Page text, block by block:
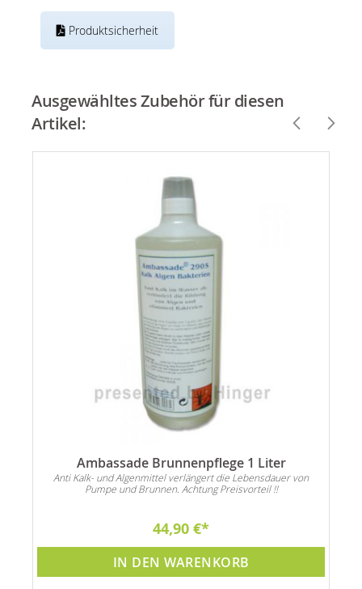
Produktsicherheit
Ausgewähltes Zubehör für diesen
Artikel:
Ambassade Brunnenpflege 1 Liter
Anti Kalk- und Algenmittel verlängert die Lebensdauer von
Pumpe und Brunnen. Achtung Preisvorteil !!
44,90 €
IN DEN WARENKORB